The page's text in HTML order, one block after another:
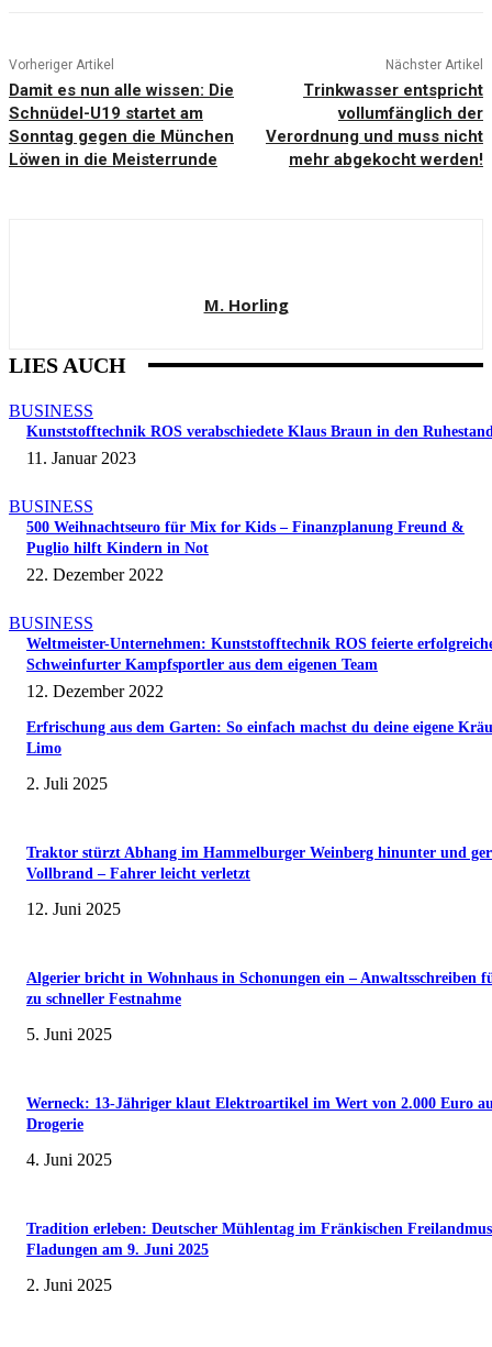
Vorheriger Artikel
Damit es nun alle wissen: Die
Schnüdel-U19 startet am
Sonntag gegen die München
Löwen in die Meisterrunde
Nächster Artikel
Trinkwasser entspricht
vollumfänglich der
Verordnung und muss nicht
mehr abgekocht werden!
M. Horling
LIES AUCH
BUSINESS
Kunststofftechnik ROS verabschiedete Klaus Braun in den
11. Januar 2023
BUSINESS
500 Weihnachtseuro für Mix for Kids – Finanzplanung Freund &
Puglio hilft Kindern in Not
22. Dezember 2022
BUSINESS
Weltmeister-Unternehmen: Kunststofftechnik ROS feierte
Schweinfurter Kampfsportler aus dem eigenen Team
12. Dezember 2022
Erfrischung aus dem Garten: So einfach machst du deine eigene
Limo
2. Juli 2025
Traktor stürzt Abhang im Hammelburger Weinberg hinunter und
Vollbrand – Fahrer leicht verletzt
12. Juni 2025
Algerier bricht in Wohnhaus in Schonungen ein – Anwaltsschreiben
zu schneller Festnahme
5. Juni 2025
Werneck: 13-Jähriger klaut Elektroartikel im Wert von 2.000 Euro
Drogerie
4. Juni 2025
Tradition erleben: Deutscher Mühlentag im Fränkischen
Fladungen am 9. Juni 2025
2. Juni 2025